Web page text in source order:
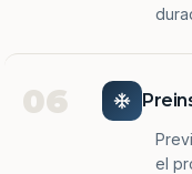
06
el